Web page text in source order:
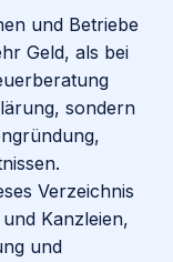
und Betriebe
Geld, als bei
sondern
Verzeichnis
Kanzleien,
und